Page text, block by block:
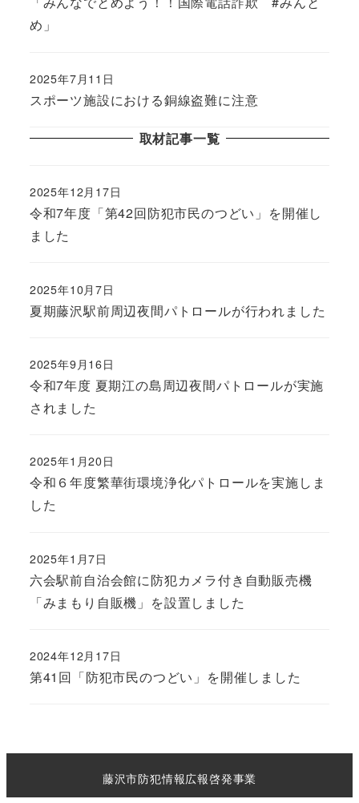
め」
スポーツ施設における銅線盗難に注意
2025年7月11日
取材記事一覧
令和7年度「第42回防犯市民のつどい」を開催し
ました
2025年12月17日
夏期藤沢駅前周辺夜間パトロールが行われました
2025年10月7日
令和7年度 夏期江の島周辺夜間パトロールが実施
されました
2025年9月16日
令和６年度繁華街環境浄化パトロールを実施しま
した
2025年1月20日
六会駅前自治会館に防犯カメラ付き自動販売機
「みまもり自販機」を設置しました
2025年1月7日
第41回「防犯市民のつどい」を開催しました
2024年12月17日
藤沢市防犯情報広報啓発事業